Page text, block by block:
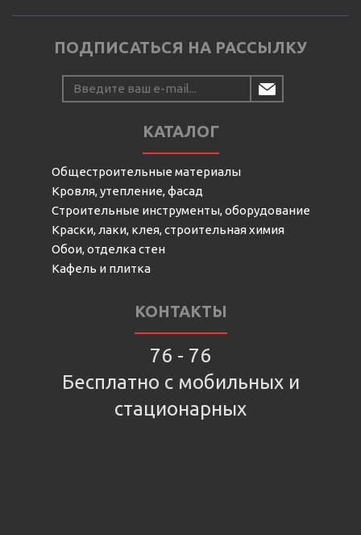
ПОДПИСАТЬСЯ НА РАССЫЛКУ
КАТАЛОГ
Общестроительные материалы
Кровля, утепление, фасад
Строительные инструменты, оборудование
Краски, лаки, клея, строительная химия
Обои, отделка стен
Кафель и плитка
КОНТАКТЫ
76 - 76
Бесплатно с мобильных и
стационарных